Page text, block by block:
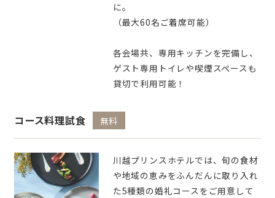
に。
（最大60名ご着席可能）
各会場共、専用キッチンを完備し、
ゲスト専用トイレや喫煙スペースも
貸切で利用可能！
コース料理試食 無料
川越プリンスホテルでは、旬の食材
や地域の恵みをふんだんに取り入れ
た5種類の婚礼コースをご用意して